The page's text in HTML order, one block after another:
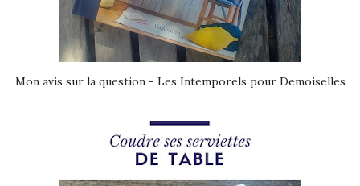
Mon avis sur la question - Les Intemporels pour Demoiselles